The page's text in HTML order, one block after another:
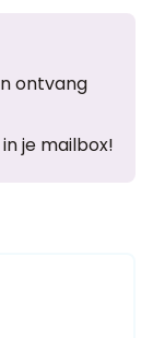
ontvang
je mailbox!